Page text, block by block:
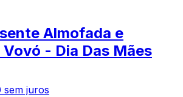
Almofada e
- Dia Das Mães
sem juros